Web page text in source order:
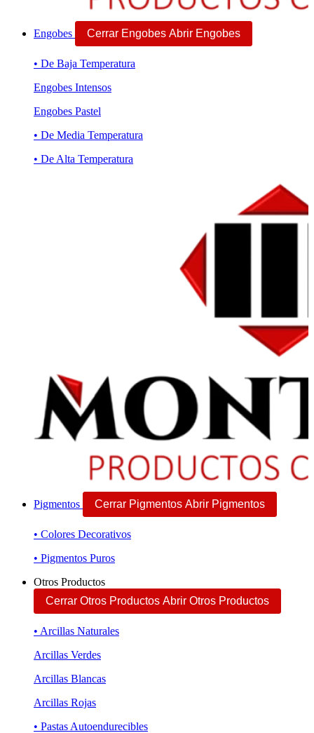
Engobes Cerrar Engobes Abrir Engobes
• De Baja Temperatura
Engobes Intensos
Engobes Pastel
• De Media Temperatura
• De Alta Temperatura
Pigmentos Cerrar Pigmentos Abrir Pigmentos
• Colores Decorativos
• Pigmentos Puros
Otros Productos
Cerrar Otros Productos Abrir Otros Productos
• Arcillas Naturales
Arcillas Verdes
Arcillas Blancas
Arcillas Rojas
• Pastas Autoendurecibles